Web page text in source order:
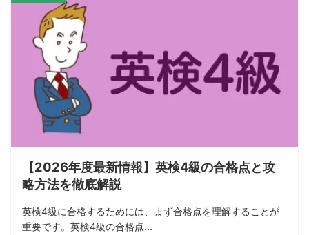
【2026年度最新情報】英検4級の合格点と攻
略方法を徹底解説
英検4級に合格するためには、まず合格点を理解することが
重要です。英検4級の合格点...